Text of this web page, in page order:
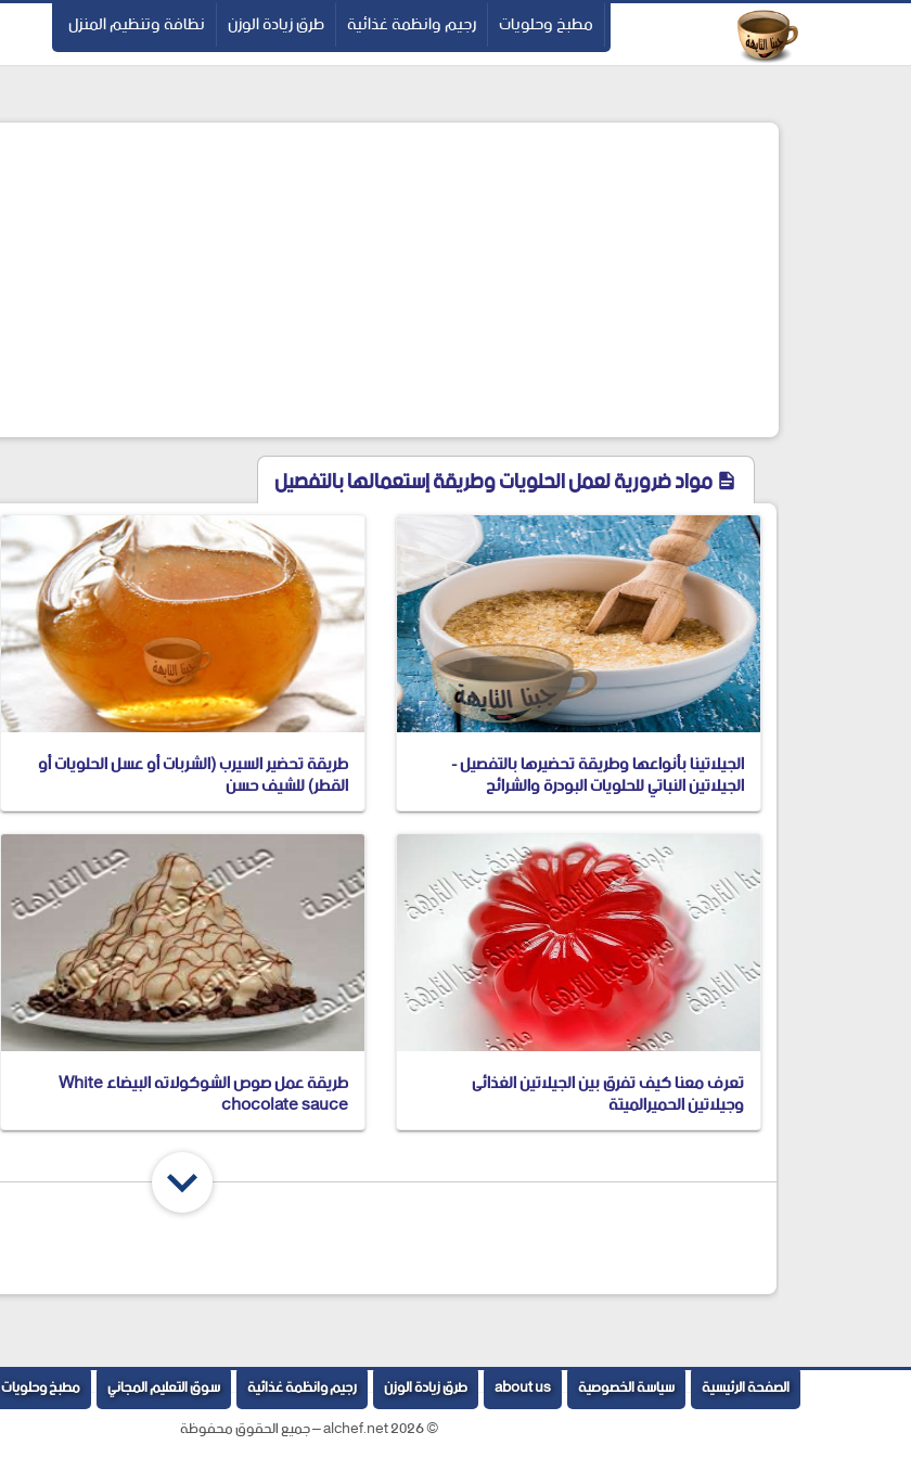
--> مطبخ وحلويات رجيم وانظمة غذائية طرق زيادة الوزن نظافة وتنظيم المنزل
مواد ضرورية لعمل الحلويات وطريقة إستعمالها بالتفصيل
الجيلاتينا بأنواعها وطريقة تحضيرها بالتفصيل -
الجيلاتين النباتي للحلويات البودرة والشرائح
طريقة تحضير السيرب (الشربات أو عسل الحلويات أو
القطر) للشيف حسن
تعرف معنا كيف تفرق بين الجيلاتين الغذائى
وجيلاتين الحميرالميتة
طريقة عمل صوص الشوكولاته البيضاء White
chocolate sauce
الصفحة الرئيسية سياسة الخصوصية about us طرق زيادة الوزن رجيم وانظمة غذائية سوق التعليم المجاني مطبخ وحلويات
©
2026